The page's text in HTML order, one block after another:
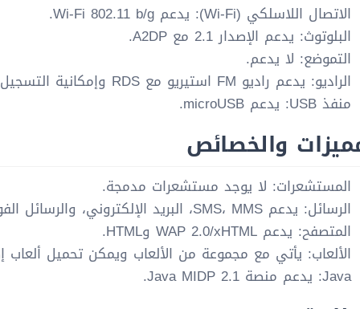
الاتصال اللاسلكي (Wi-Fi): يدعم Wi-Fi 802.11 b/g.
البلوتوث: يدعم الإصدار 2.1 مع A2DP.
التموضع: لا يدعم.
الراديو: يدعم راديو FM استيريو مع RDS وإمكانية التسجيل.
منفذ USB: يدعم microUSB.
والخصائص
المستشعرات: لا يوجد مستشعرات مدمجة.
الرسائل: يدعم SMS، MMS، البريد الإلكتروني، والرسائل الفورية (IM).
المتصفح: يدعم WAP 2.0/xHTML وHTML.
الألعاب: يأتي مع مجموعة من الألعاب ويمكن تحميل ألعاب
Java: يدعم منصة Java MIDP 2.1.